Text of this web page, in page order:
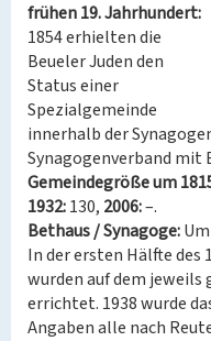
frühen 19. Jahrhundert:
1854 erhielten die
Beueler Juden den
Status einer
Spezialgemeinde
innerhalb der
Synagogenverband mit
Gemeindegröße um
1932:130, 2006:–.
Bethaus / Synagoge:
In der ersten Hälfte des
wurden auf dem jeweils
errichtet. 1938 wurde
Angaben alle nach